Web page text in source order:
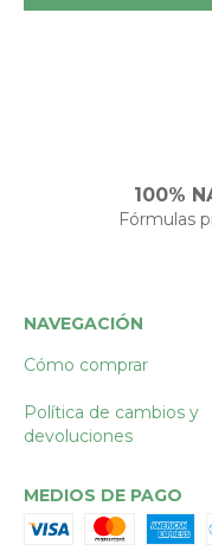
100%
Fórmulas
NAVEGACIÓN
Cómo comprar
Política de cambios y
devoluciones
MEDIOS DE PAGO